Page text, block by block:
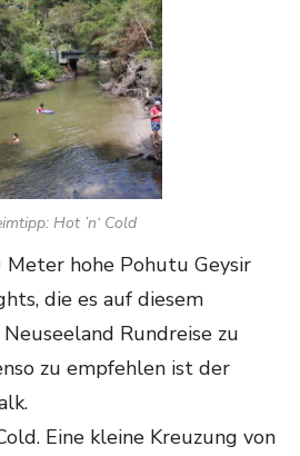
Hot ’n‘ Cold
Meter hohe Pohutu Geysir
die es auf diesem
Rundreise zu
zu empfehlen ist der
Eine kleine Kreuzung von